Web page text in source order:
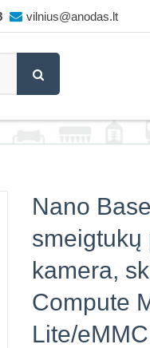
vilnius@anodas.lt
Nano
smeigtukų
kamera,
Compute
Lite/